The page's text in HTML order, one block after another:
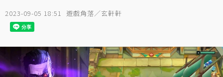
2023-09-05 18:51 遊戲角落／玄軒軒